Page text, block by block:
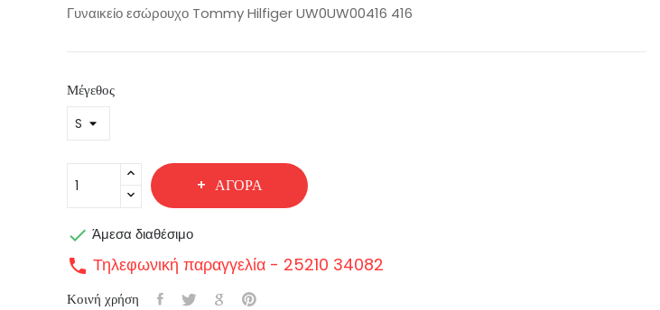
Γυναικείο εσώρουχο Tommy Hilfiger UW0UW00416 416
Μέγεθος
ΑΓΟΡΆ
 Άμεσα διαθέσιμο
call Τηλεφωνική παραγγελία - 25210 34082
Κοινή χρήση